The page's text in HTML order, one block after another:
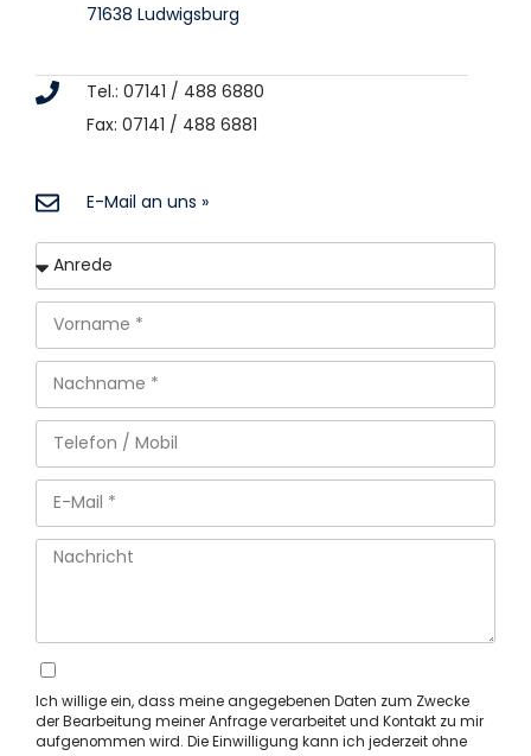
71638 Ludwigsburg
Tel.: 07141 / 488 6880
Fax: 07141 / 488 6881
E-Mail an uns »
Ich willige ein, dass meine angegebenen Daten zum Zwecke
der Bearbeitung meiner Anfrage verarbeitet und Kontakt zu mir
aufgenommen wird. Die Einwilligung kann ich jederzeit ohne